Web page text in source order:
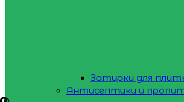
Затирки для
Антисептики и